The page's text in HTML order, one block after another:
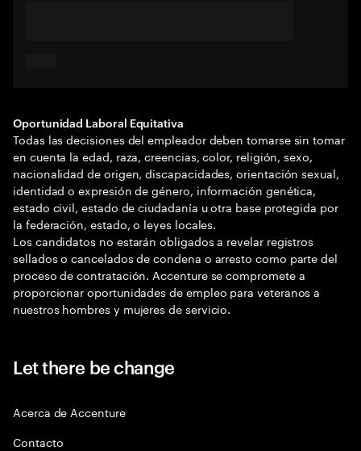
Oportunidad Laboral Equitativa
Todas las decisiones del empleador deben tomarse sin tomar
en cuenta la edad, raza, creencias, color, religión, sexo,
nacionalidad de origen, discapacidades, orientación sexual,
identidad o expresión de género, información genética,
estado civil, estado de ciudadanía u otra base protegida por
la federación, estado, o leyes locales.
Los candidatos no estarán obligados a revelar registros
sellados o cancelados de condena o arresto como parte del
proceso de contratación. Accenture se compromete a
proporcionar oportunidades de empleo para veteranos a
nuestros hombres y mujeres de servicio.
Let there be change
Acerca de Accenture
Contacto